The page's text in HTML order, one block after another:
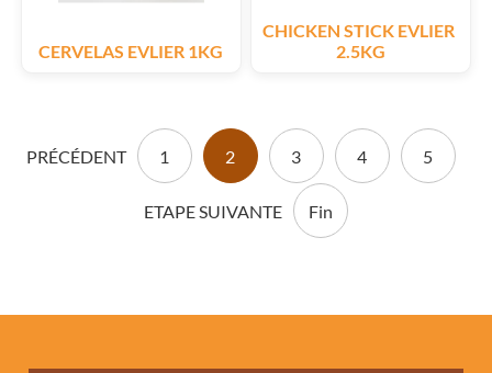
CERVELAS EVLIER 1KG
CHICKEN STICK EVLIER
2.5KG
PRÉCÉDENT 1 2 3 4 5
ETAPE SUIVANTE Fin